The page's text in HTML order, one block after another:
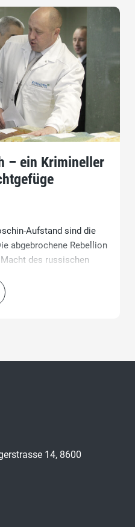
– ein Krimineller
Aufstand sind die
abgebrochene Rebellion
des russischen
erschüttert.
14, 8600